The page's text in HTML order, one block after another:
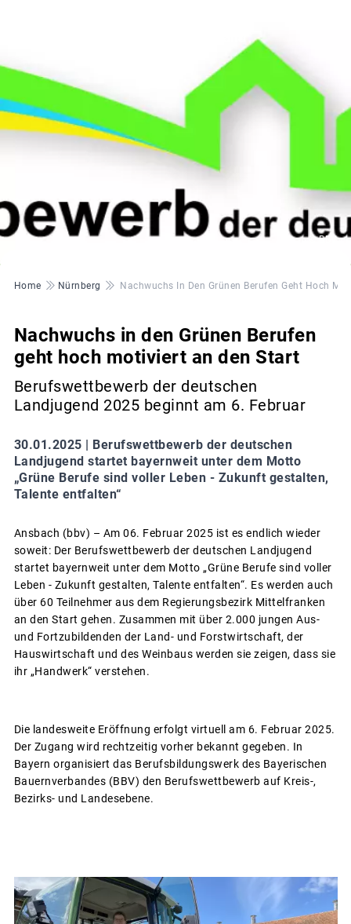
© BBV
Pfadnavigation
Home Nürnberg Nachwuchs In Den Grünen Berufen Geht Hoch
Nachwuchs in den Grünen Berufen
geht hoch motiviert an den Start
Berufswettbewerb der deutschen
Landjugend 2025 beginnt am 6. Februar
30.01.2025 | Berufswettbewerb der deutschen
Landjugend startet bayernweit unter dem Motto
„Grüne Berufe sind voller Leben - Zukunft gestalten,
Talente entfalten“
Ansbach (bbv) – Am 06. Februar 2025 ist es endlich wieder
soweit: Der Berufswettbewerb der deutschen Landjugend
startet bayernweit unter dem Motto „Grüne Berufe sind voller
Leben - Zukunft gestalten, Talente entfalten“. Es werden auch
über 60 Teilnehmer aus dem Regierungsbezirk Mittelfranken
an den Start gehen. Zusammen mit über 2.000 jungen Aus-
und Fortzubildenden der Land- und Forstwirtschaft, der
Hauswirtschaft und des Weinbaus werden sie zeigen, dass sie
ihr „Handwerk“ verstehen.
Die landesweite Eröffnung erfolgt virtuell am 6. Februar 2025.
Der Zugang wird rechtzeitig vorher bekannt gegeben. In
Bayern organisiert das Berufsbildungswerk des Bayerischen
Bauernverbandes (BBV) den Berufswettbewerb auf Kreis-,
Bezirks- und Landesebene.